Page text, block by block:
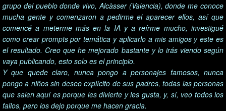
grupo del pueblo donde vivo, Alcàsser (Valencia), donde me conoce
mucha gente y comenzaron a pedirme el aparecer ellos, así que
comencé a meterme más en la IA y a reírme mucho, investigué
como crear prompts por temática y aplicarlo a mis amigos y este es
el resultado. Creo que he mejorado bastante y lo irás viendo según
vaya publicando, esto solo es el principio.
Y que quede claro, nunca pongo a personajes famosos, nunca
pongo a niños sin deseo explícito de sus padres, todas las personas
que salen aquí es porque les divierte y les gusta, y, sí, veo todos los
fallos, pero los dejo porque me hacen gracia.